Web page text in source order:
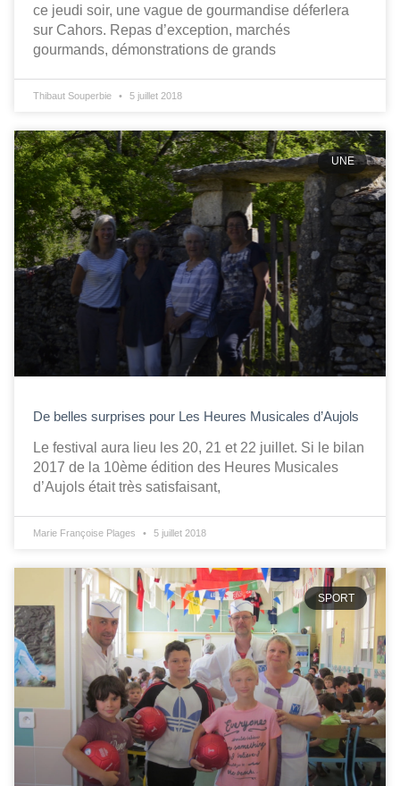
ce jeudi soir, une vague de gourmandise déferlera
sur Cahors. Repas d’exception, marchés
gourmands, démonstrations de grands
Thibaut Souperbie 5 juillet 2018
UNE
De belles surprises pour Les Heures Musicales d’Aujols
Le festival aura lieu les 20, 21 et 22 juillet. Si le bilan
2017 de la 10ème édition des Heures Musicales
d’Aujols était très satisfaisant,
Marie Françoise Plages 5 juillet 2018
SPORT